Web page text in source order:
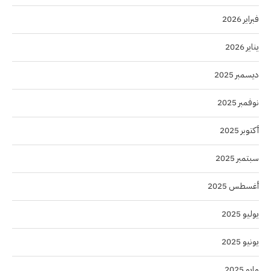
فبراير 2026
يناير 2026
ديسمبر 2025
نوفمبر 2025
أكتوبر 2025
سبتمبر 2025
أغسطس 2025
يوليو 2025
يونيو 2025